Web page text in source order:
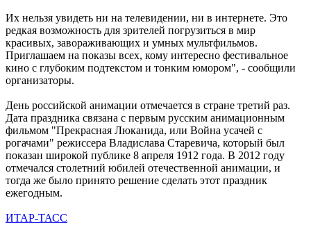
Их нельзя увидеть ни на телевидении, ни в интернете. Это
редкая возможность для зрителей погрузиться в мир
красивых, завораживающих и умных мультфильмов.
Приглашаем на показы всех, кому интересно фестивальное
кино с глубоким подтекстом и тонким юмором", - сообщили
организаторы.
День российской анимации отмечается в стране третий раз.
Дата праздника связана с первым русским анимационным
фильмом "Прекрасная Люканида, или Война усачей с
рогачами" режиссера Владислава Старевича, который был
показан широкой публике 8 апреля 1912 года. В 2012 году
отмечался столетний юбилей отечественной анимации, и
тогда же было принято решение сделать этот праздник
ежегодным.
ИТАР-ТАСС